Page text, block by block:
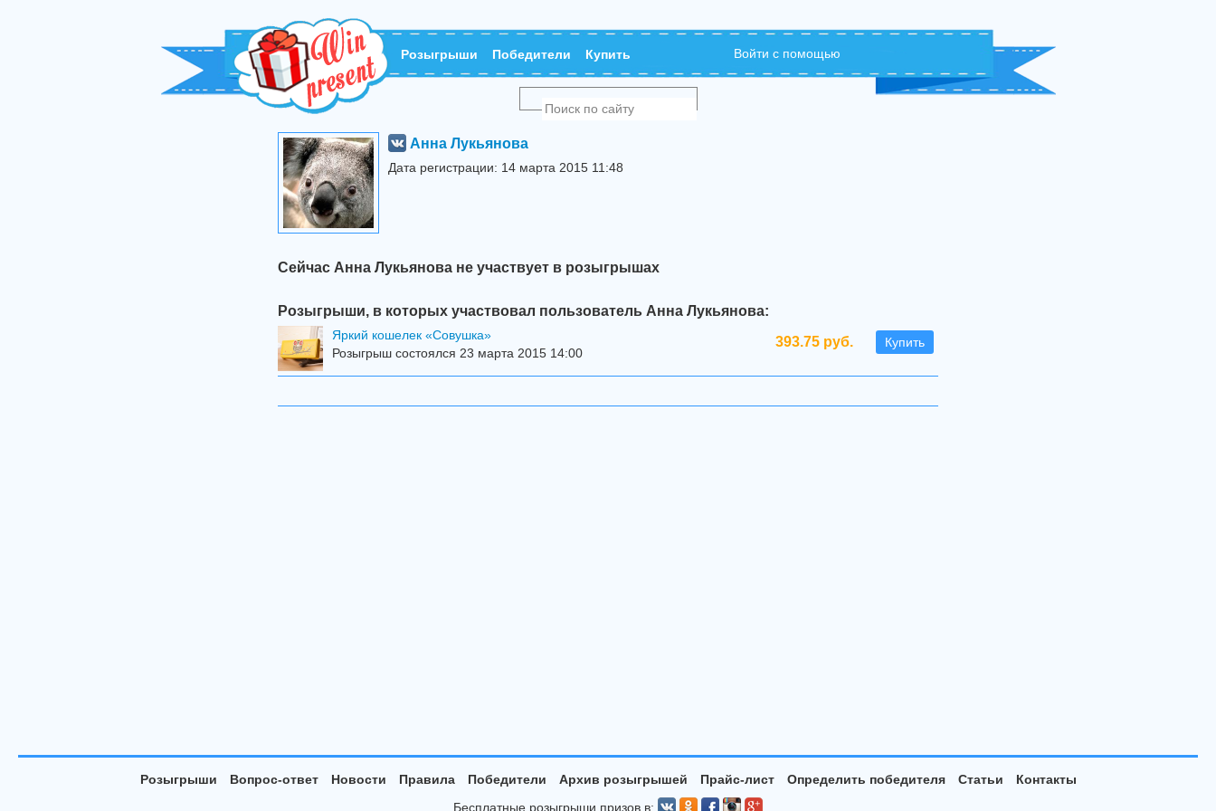
Розыгрыши Победители Купить Войти с помощью
Анна Лукьянова
Дата регистрации: 14 марта 2015 11:48
Сейчас Анна Лукьянова не участвует в розыгрышах
Розыгрыши, в которых участвовал пользователь Анна Лукьянова:
393.75 руб. Купить
Яркий кошелек «Совушка»
Розыгрыш состоялся 23 марта 2015 14:00
Розыгрыши Вопрос-ответ Новости Правила Победители Архив розыгрышей Прайс-лист Определить победителя Статьи
Контакты
Бесплатные розыгрыши призов в: